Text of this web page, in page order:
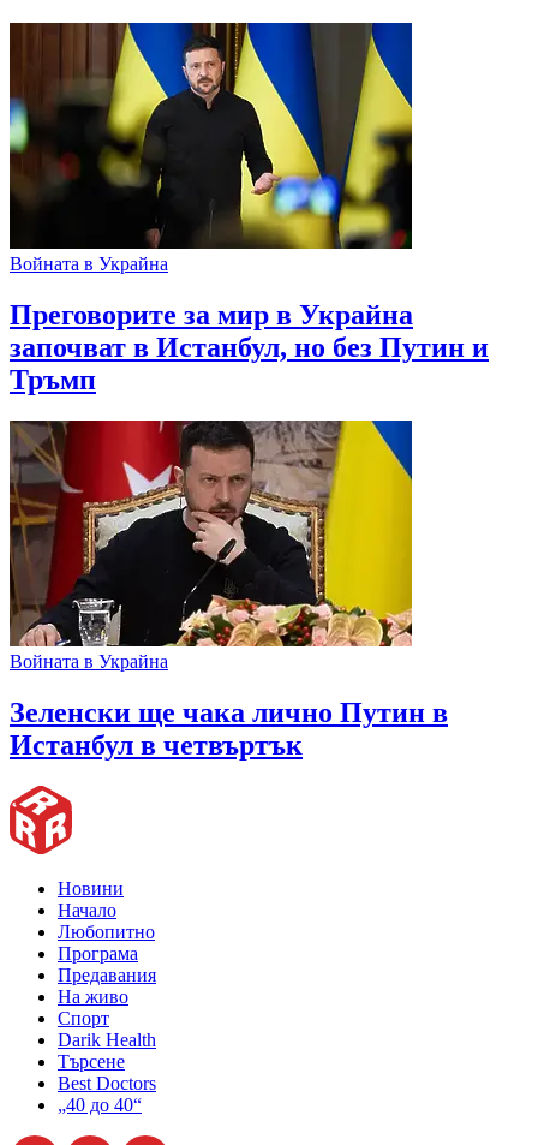
Войната в Украйна
Преговорите за мир в Украйна
започват в Истанбул, но без Путин и
Тръмп
Войната в Украйна
Зеленски ще чака лично Путин в
Истанбул в четвъртък
Новини
Начало
Любопитно
Програма
Предавания
На живо
Спорт
Darik Health
Търсене
Best Doctors
„40 до 40“